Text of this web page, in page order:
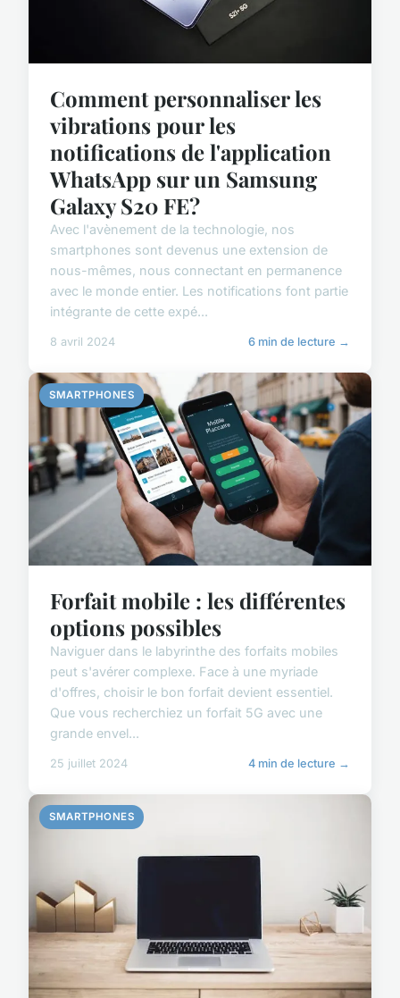
Comment personnaliser les
vibrations pour les
notifications de l'application
WhatsApp sur un Samsung
Galaxy S20 FE?
Avec l'avènement de la technologie, nos
smartphones sont devenus une extension de
nous-mêmes, nous connectant en permanence
avec le monde entier. Les notifications font partie
intégrante de cette expé...
8 avril 2024 6 min de lecture →
SMARTPHONES
Forfait mobile : les différentes
options possibles
Naviguer dans le labyrinthe des forfaits mobiles
peut s'avérer complexe. Face à une myriade
d'offres, choisir le bon forfait devient essentiel.
Que vous recherchiez un forfait 5G avec une
grande envel...
25 juillet 2024 4 min de lecture →
SMARTPHONES